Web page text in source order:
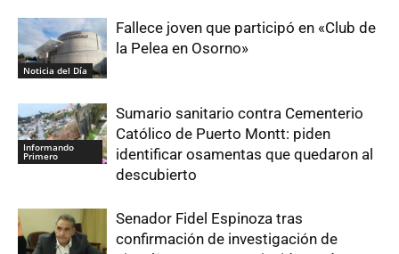
Noticia del Día
Fallece joven que participó en «Club de
la Pelea en Osorno»
Informando
Primero
Sumario sanitario contra Cementerio
Católico de Puerto Montt: piden
identificar osamentas que quedaron al
descubierto
Senador Fidel Espinoza tras
confirmación de investigación de